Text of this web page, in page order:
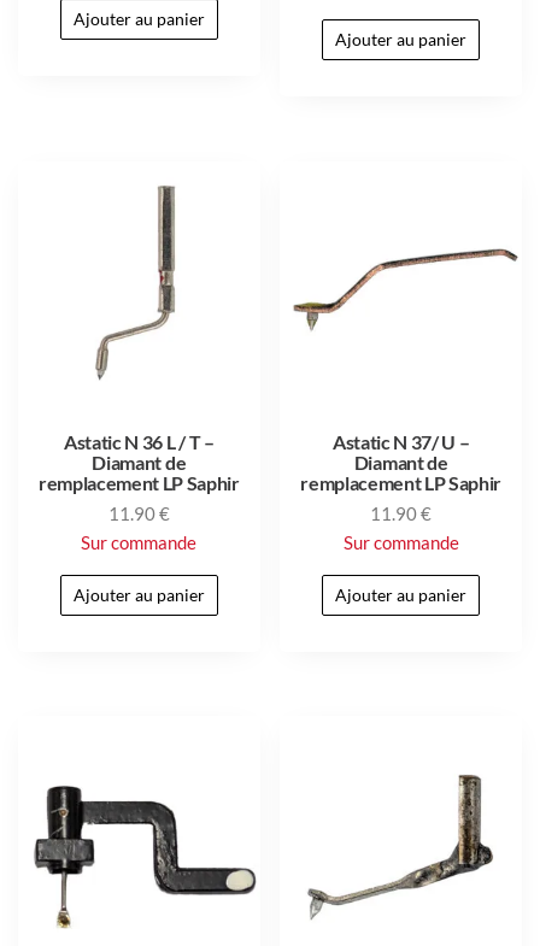
Ajouter au panier
Ajouter au panier
Astatic N 36 L / T –
Diamant de
remplacement LP Saphir
11.90€
Sur commande
Ajouter au panier
Astatic N 37/ U –
Diamant de
remplacement LP Saphir
11.90€
Sur commande
Ajouter au panier